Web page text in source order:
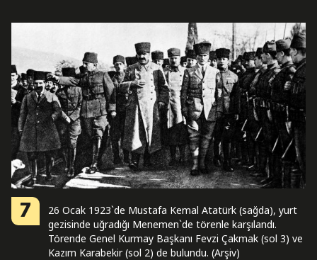
7
26 Ocak 1923`de Mustafa Kemal Atatürk (sağda), yurt
gezisinde uğradığı Menemen`de törenle karşılandı.
Törende Genel Kurmay Başkanı Fevzi Çakmak (sol 3) ve
Kazım Karabekir (sol 2) de bulundu. (Arşiv)